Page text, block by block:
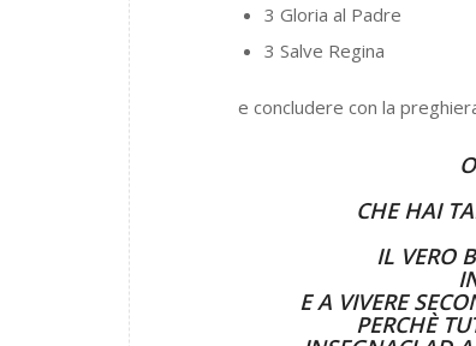
3 Gloria al Padre
3 Salve Regina
e concludere con la
CHE HAI
IL VERO
E A VIVERE
PERCHÈ